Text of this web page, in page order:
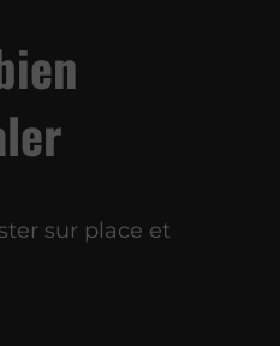
sur place et